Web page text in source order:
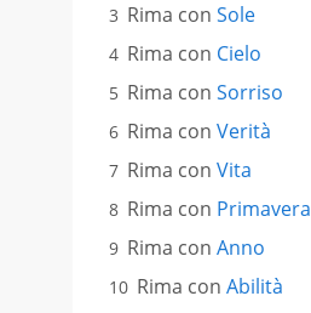
Rima con Sole
Rima con Cielo
Rima con Sorriso
Rima con Verità
Rima con Vita
Rima con Primavera
Rima con Anno
Rima con Abilità